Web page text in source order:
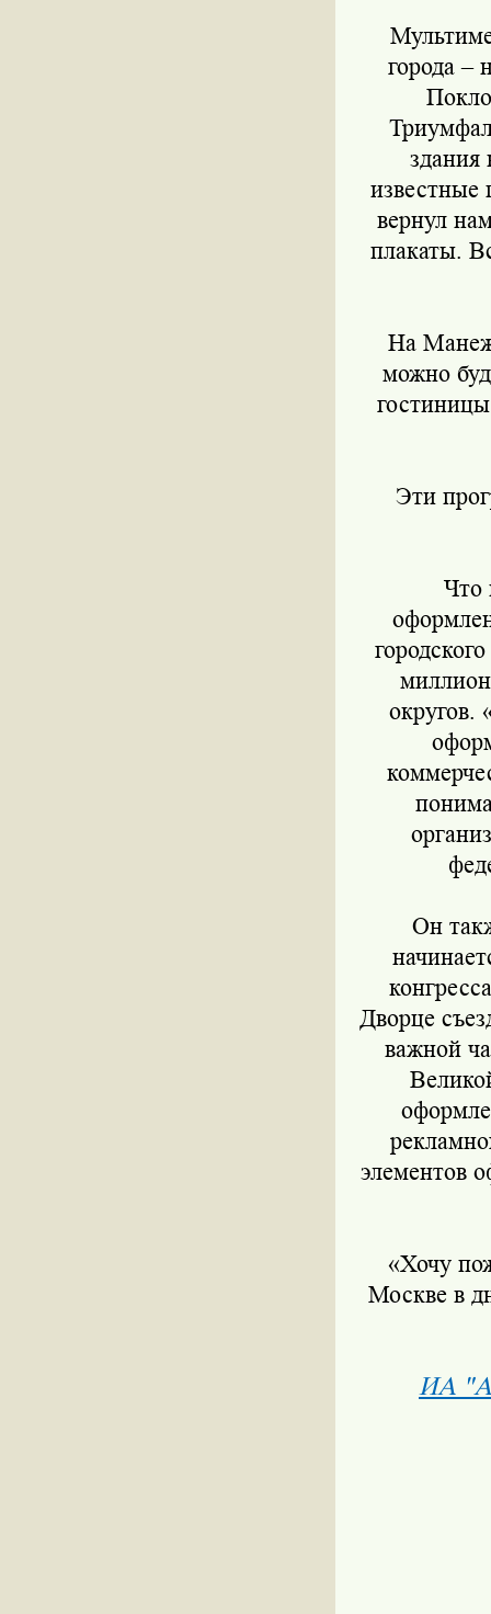
города –
здания
известные
вернул
плакаты.
На
можно
Эти
Что
округов.
Он
Дворце
важной
элементов
«Хочу
Москве в
ИА